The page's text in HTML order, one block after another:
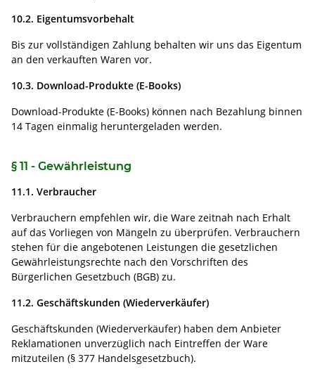
10.2. Eigentumsvorbehalt
Bis zur vollständigen Zahlung behalten wir uns das Eigentum
an den verkauften Waren vor.
10.3. Download-Produkte (E-Books)
Download-Produkte (E-Books) können nach Bezahlung binnen
14 Tagen einmalig heruntergeladen werden.
§ 11 - Gewährleistung
11.1. Verbraucher
Verbrauchern empfehlen wir, die Ware zeitnah nach Erhalt
auf das Vorliegen von Mängeln zu überprüfen. Verbrauchern
stehen für die angebotenen Leistungen die gesetzlichen
Gewährleistungsrechte nach den Vorschriften des
Bürgerlichen Gesetzbuch (BGB) zu.
11.2. Geschäftskunden (Wiederverkäufer)
Geschäftskunden (Wiederverkäufer) haben dem Anbieter
Reklamationen unverzüglich nach Eintreffen der Ware
mitzuteilen (§ 377 Handelsgesetzbuch).